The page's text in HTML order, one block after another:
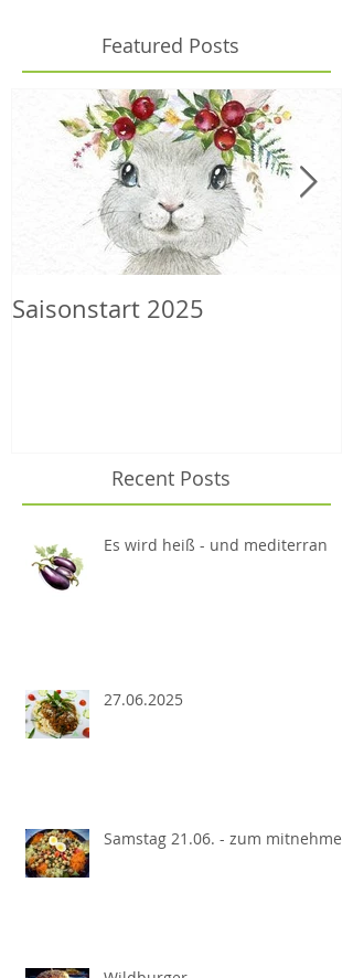
Featured Posts
Saisonstart 2025
Recent Posts
Es wird heiß - und mediterran
27.06.2025
Samstag 21.06. - zum mitnehmen